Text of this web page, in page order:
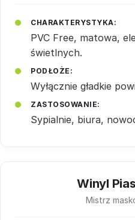
CHARAKTERYSTYKA:
PVC Free, matowa,
świetlnych.
PODŁOŻE:
Wyłącznie gładkie
ZASTOSOWANIE:
Sypialnie, biura,
Winyl
Mistrz